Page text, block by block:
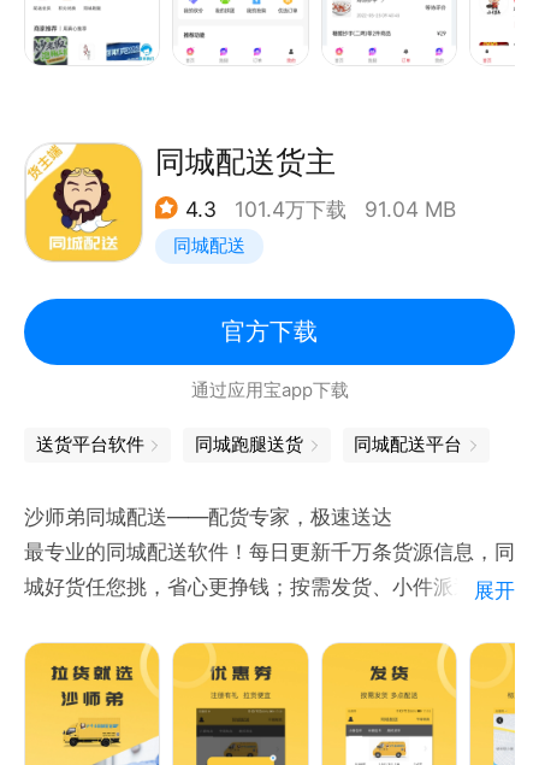
同城配送货主
4.3 101.4万下载 91.04 MB
同城配送
官方下载
通过应用宝app下载
送货平台软件 同城跑腿送货 同城配送平台
沙师弟同城配送——配货专家，极速送达
最专业的同城配送软件！每日更新千万条货源信息，同
城好货任您挑，省心更挣钱；按需发货、小件派送、整
是用户方便快捷接单与操作订单的得力助手。
-----功能亮点-----
【按需发货】按照货物体积计费，多点配送，更加智
展开